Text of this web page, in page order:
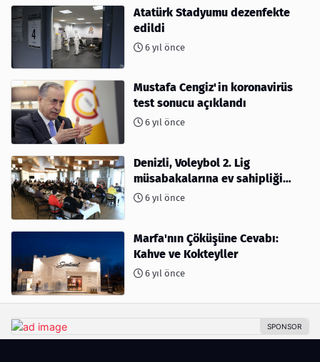
Atatürk Stadyumu dezenfekte
edildi
6 yıl önce
Mustafa Cengiz'in koronavirüs
test sonucu açıklandı
6 yıl önce
Denizli, Voleybol 2. Lig
müsabakalarına ev sahipliği
yapıyor
6 yıl önce
Marfa'nın Çöküşüne Cevabı:
Kahve ve Kokteyller
6 yıl önce